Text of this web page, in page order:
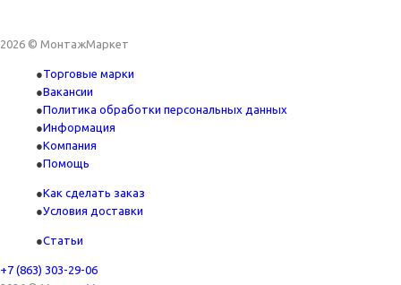
2026 © МонтажМаркет
Торговые марки
Вакансии
Политика обработки персональных данных
Информация
Компания
Помощь
Как сделать заказ
Условия доставки
Статьи
+7 (863) 303-29-06